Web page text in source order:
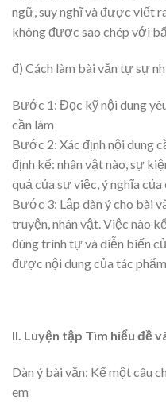
ngữ, suy nghĩ và được viết
không được sao chép với
đ) Cách làm bài văn tự sự
Bước 1: Đọc kỹ nội dung
cần làm
Bước 2: Xác định nội dung
định kể: nhân vật nào, sự
quả của sự việc, ý nghĩa của
Bước 3: Lập dàn ý cho bài
truyện, nhân vật. Việc nào
đúng trình tự và diễn biến
được nội dung của tác phẩm
II. Luyện tập Tìm hiểu đề
Dàn ý bài văn: Kể một câu
em